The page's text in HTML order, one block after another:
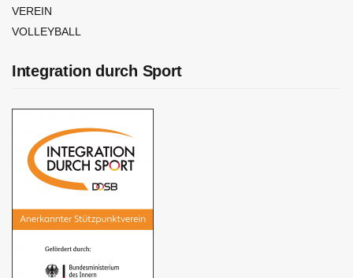
VEREIN
VOLLEYBALL
Integration durch Sport